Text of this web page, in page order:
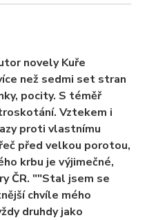
novely Kuře
než sedmi set stran
pocity. S téměř
Vztekem i
proti vlastnímu
před velkou porotou,
krbu je výjimečné,
ČR. ""Stal jsem se
chvíle mého
druhdy jako